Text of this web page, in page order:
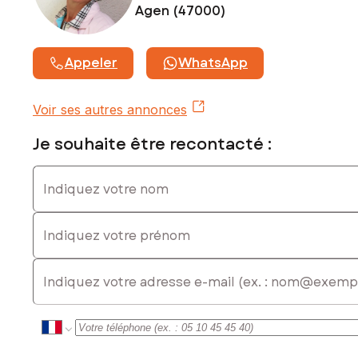
Agen (47000)
Appeler WhatsApp
Voir ses autres annonces
Je souhaite être recontacté :
Indiquez votre nom
Indiquez votre prénom
E-mail